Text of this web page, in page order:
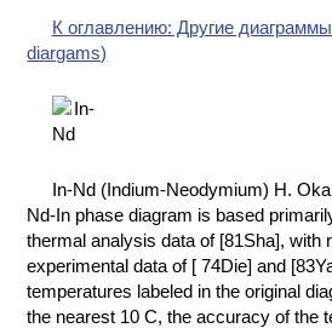
ВРЕДНЫЕ
ФАКТОРЫ
ХИМИЯ НА
ПРОИЗВОДСТВЕ
И ХИМИЧЕСКАЯ
ТЕХНОЛОГИЯ
К оглавлению: Другие
diargams)
In-Nd (Indium-Neodymium) H.
Nd-In phase diagram is based
thermal analysis data of [81Sha], with
experimental data of [ 74Die] and
temperatures labeled in the original
the nearest 10 C, the accuracy of the